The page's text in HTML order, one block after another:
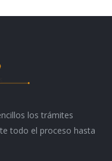
los trámites
todo el proceso hasta